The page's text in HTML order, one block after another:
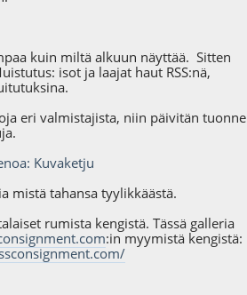
kuin miltä alkuun näyttää. Sitten
isot ja laajat haut RSS:nä,
eri valmistajista, niin päivitän tuonne
Kuvaketju
mistä tahansa tyylikkäästä.
rumista kengistä. Tässä galleria
:in myymistä kengistä: